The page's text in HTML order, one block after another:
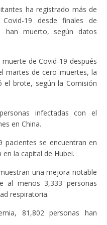
ha registrado más de
19 desde finales de
han muerto, según datos
de Covid-19 después
martes de cero muertes, la
el brote, según la Comisión
infectadas con el
en China.
se encuentran en
la capital de Hubei.
una mejora notable
al menos 3,333 personas
respiratoria.
81,802 personas han